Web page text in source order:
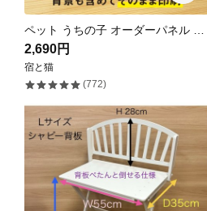
ペット うちの子 オーダーパネル 帆布パネル 【そのまま印刷】 記念 出産祝い 犬 猫 出産 子ども 名入れギフト
2,690円
宿と猫
(772)